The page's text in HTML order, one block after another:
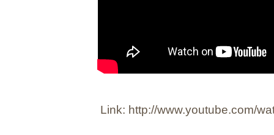
Link: http://www.youtube.com/